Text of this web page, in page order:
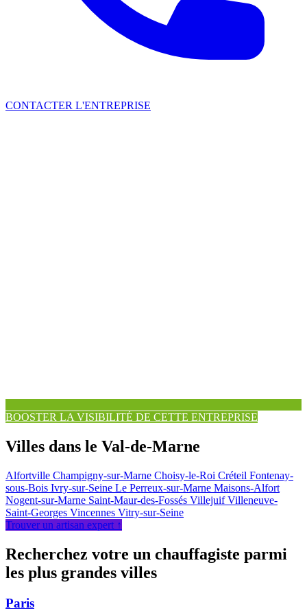
CONTACTER L'ENTREPRISE
BOOSTER LA VISIBILITÉ DE CETTE ENTREPRISE
Villes dans le Val-de-Marne
Alfortville Champigny-sur-Marne Choisy-le-Roi Créteil Fontenay-
sous-Bois Ivry-sur-Seine Le Perreux-sur-Marne Maisons-Alfort
Nogent-sur-Marne Saint-Maur-des-Fossés VillejuifVilleneuve-
Saint-Georges Vincennes Vitry-sur-Seine
Trouver un artisan expert ↑
Recherchez votre un chauffagiste parmi
les plus grandes villes
Paris